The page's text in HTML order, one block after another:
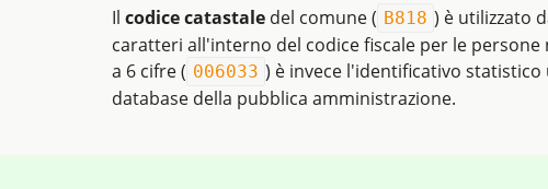
Il codice catastale del comune ( B818 ) è utilizzato
caratteri all'interno del codice fiscale per le persone
a 6 cifre ( 006033 ) è invece l'identificativo
database della pubblica amministrazione.